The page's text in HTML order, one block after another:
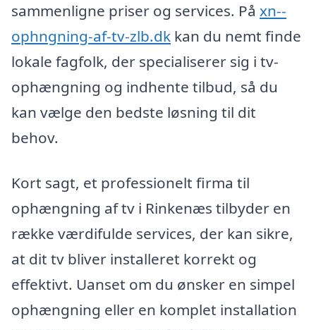
sammenligne priser og services. På xn--
ophngning-af-tv-zlb.dk kan du nemt finde
lokale fagfolk, der specialiserer sig i tv-
ophængning og indhente tilbud, så du
kan vælge den bedste løsning til dit
behov.
Kort sagt, et professionelt firma til
ophængning af tv i Rinkenæs tilbyder en
række værdifulde services, der kan sikre,
at dit tv bliver installeret korrekt og
effektivt. Uanset om du ønsker en simpel
ophængning eller en komplet installation